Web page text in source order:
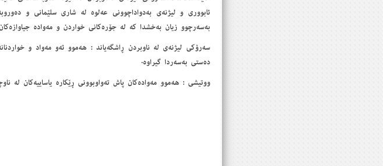
به‌سه‌رچوو زیان به‌خشدا كه‌ له‌ جۆره‌كانی خواردن و مه‌واده‌
سه‌رۆكی لیژنه‌ی له‌ ناوبردن ڕاشگه‌یاند : هه‌موو ئه‌و مه‌واد و
ده‌ستی به‌سه‌ردا گیراوه‌.
ووتیشی : هه‌موو مه‌واده‌كان پاش ته‌واوبوونی ڕێكاره‌ یاساییه‌كان له‌